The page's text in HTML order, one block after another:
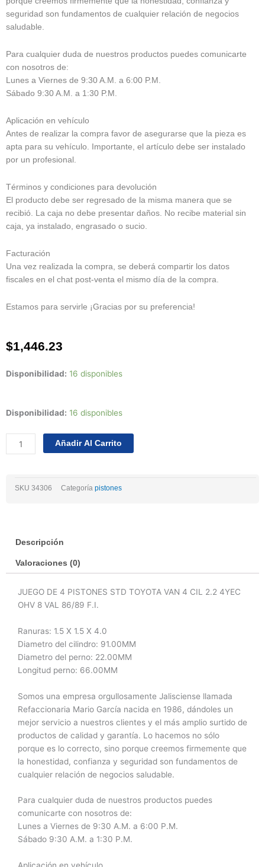
seguridad son fundamentos de cualquier relación de negocios
saludable.
Para cualquier duda de nuestros productos puedes comunicarte
con nosotros de:
Lunes a Viernes de 9:30 A.M. a 6:00 P.M.
Sábado 9:30 A.M. a 1:30 P.M.
Aplicación en vehículo
Antes de realizar la compra favor de asegurarse que la pieza es
apta para su vehículo. Importante, el artículo debe ser instalado
por un profesional.
Términos y condiciones para devolución
El producto debe ser regresado de la misma manera que se
recibió. La caja no debe presentar daños. No recibe material sin
caja, ya instalado, engrasado o sucio.
Facturación
Una vez realizada la compra, se deberá compartir los datos
fiscales en el chat post-venta el mismo día de la compra.
Estamos para servirle ¡Gracias por su preferencia!
$1,446.23
Disponibilidad: 16 disponibles
Disponibilidad: 16 disponibles
Juego
86/89
Añadir Al Carrito
SKU 34306 Categoría pistones
Descripción
Valoraciones (0)
JUEGO DE 4 PISTONES STD TOYOTA VAN 4 CIL 2.2 4YEC
OHV 8 VAL 86/89 F.I.
Ranuras: 1.5 X 1.5 X 4.0
Diametro del cilindro: 91.00MM
Diametro del perno: 22.00MM
Longitud perno: 66.00MM
Somos una empresa orgullosamente Jalisciense llamada
Refaccionaria Mario García nacida en 1986, dándoles un
mejor servicio a nuestros clientes y el más amplio surtido de
productos de calidad y garantía. Lo hacemos no sólo
porque es lo correcto, sino porque creemos firmemente que
la honestidad, confianza y seguridad son fundamentos de
cualquier relación de negocios saludable.
Para cualquier duda de nuestros productos puedes
comunicarte con nosotros de:
Lunes a Viernes de 9:30 A.M. a 6:00 P.M.
Sábado 9:30 A.M. a 1:30 P.M.